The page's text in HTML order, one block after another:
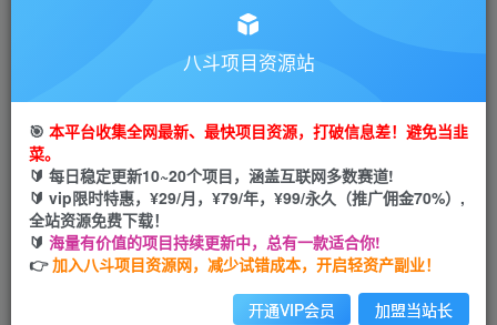
此内容为付费阅读，请付费后查看
金币9.9 99
会员免费
立即购买
您当前未登录！建议登陆后购买，可保存购买订单
八斗项目资源站
🎯 本平台收集全网最新、最快项目资源，打破信息差！避免当韭
菜。
🔰 每日稳定更新10~20个项目，涵盖互联网多数赛道!
🔰 vip限时特惠，¥29/月，¥79/年，¥99/永久（推广佣金70%）,
全站资源免费下载！
🔰 海量有价值的项目持续更新中，总有一款适合你!
👉加入八斗项目资源网，减少试错成本，开启轻资产副业！
开通VIP会员 加盟当站长